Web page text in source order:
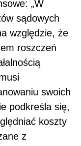
„W
sądowych
względzie, że
roszczeń
swoich
podkreśla się,
koszty
z